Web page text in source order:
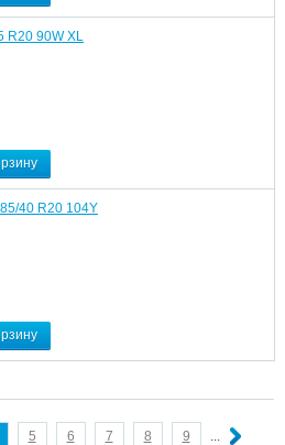
R20 90W XL
40 R20 104Y
5 6 7 8 9 ...